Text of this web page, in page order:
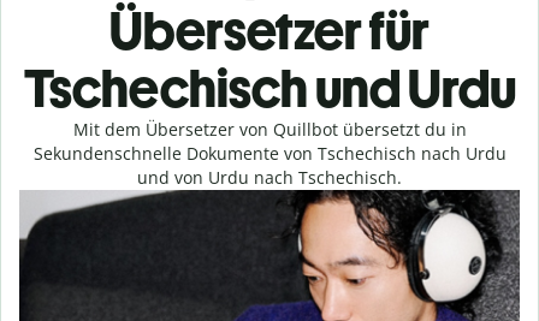
Übersetzer für
Tschechisch und Urdu
Mit dem Übersetzer von Quillbot übersetzt du in
Sekundenschnelle Dokumente von Tschechisch nach Urdu
und von Urdu nach Tschechisch.